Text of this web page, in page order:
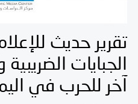
تقرير حديث
الجبايات
آخر للحرب في